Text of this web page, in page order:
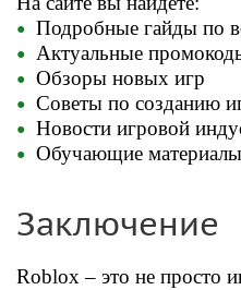
Подробные гайды по
Актуальные
Обзоры новых игр
Советы по созданию
Новости игровой
Обучающие материалы
Заключение
Roblox – это не просто